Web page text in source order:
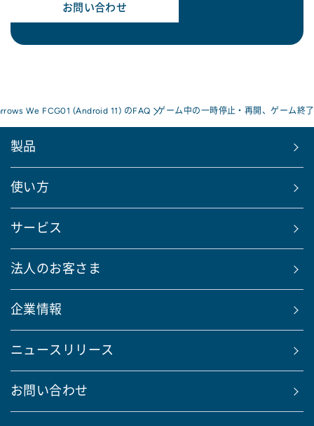
お問い合わせ
We FCG01 (Android 11) のFAQ ゲーム中の一時停止・再開、ゲーム終
製品
使い方
サービス
法人のお客さま
企業情報
ニュースリリース
お問い合わせ